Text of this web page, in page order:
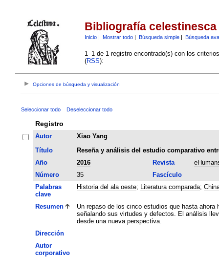
Bibliografía celestinesca
Inicio| Mostrar todo| Búsqueda simple| Búsqueda
1–1 de 1 registro encontrado(s) con los
(RSS):
Opciones de búsqueda y visualización
Seleccionar todo Deseleccionar todo
Registro
Autor
Xiao Yang
Título
Reseña y análisis del estudio comparativo
Año
2016 Revista
Número
35
Fascículo
Palabras
clave
Historia del ala oeste; Literatura comparada;
Resumen
Un repaso de los cinco estudios que hasta ahora
señalando sus virtudes y defectos. El análisis
desde una nueva perspectiva.
Dirección
Autor
corporativo